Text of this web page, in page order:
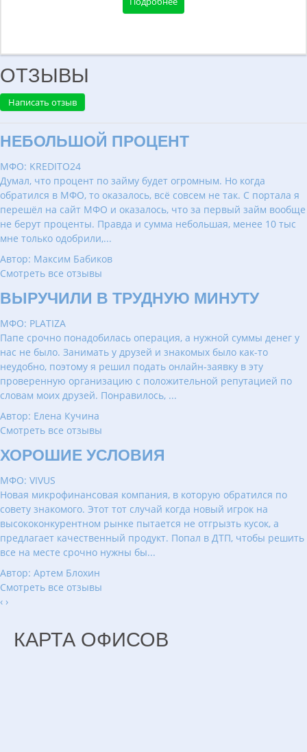
ОТЗЫВЫ
Написать отзыв
НЕБОЛЬШОЙ ПРОЦЕНТ
МФО: KREDITO24
Думал, что процент по займу будет огромным. Но когда
обратился в МФО, то оказалось, всё совсем не так. С портала я
перешёл на сайт МФО и оказалось, что за первый займ вообще
не берут проценты. Правда и сумма небольшая, менее 10 тыс
мне только одобрили,...
Автор: Максим Бабиков
Смотреть все отзывы
ВЫРУЧИЛИ В ТРУДНУЮ МИНУТУ
МФО: PLATIZA
Папе срочно понадобилась операция, а нужной суммы денег у
нас не было. Занимать у друзей и знакомых было как-то
неудобно, поэтому я решил подать онлайн-заявку в эту
проверенную организацию с положительной репутацией по
словам моих друзей. Понравилось, ...
Автор: Елена Кучина
Смотреть все отзывы
ХОРОШИЕ УСЛОВИЯ
МФО: VIVUS
Новая микрофинансовая компания, в которую обратился по
совету знакомого. Этот тот случай когда новый игрок на
высококонкурентном рынке пытается не отгрызть кусок, а
предлагает качественный продукт. Попал в ДТП, чтобы решить
все на месте срочно нужны бы...
Автор: Артем Блохин
Смотреть все отзывы
‹ ›
КАРТА ОФИСОВ